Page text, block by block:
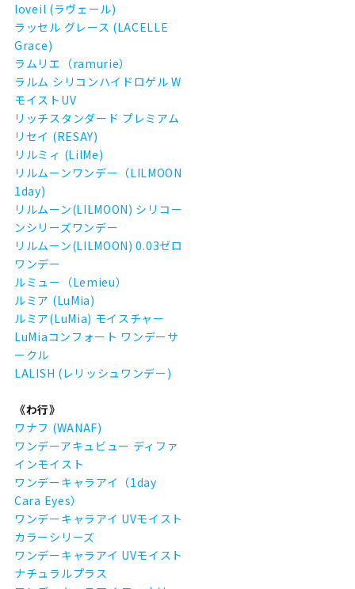
loveil (ラヴェール)
ラッセル グレース (LACELLE
Grace)
ラムリエ（ramurie）
ラルム シリコンハイドロゲル W
モイストUV
リッチスタンダード プレミアム
リセイ (RESAY)
リルミィ (LilMe)
リルムーンワンデー（LILMOON
1day)
リルムーン(LILMOON) シリコー
ンシリーズワンデー
リルムーン(LILMOON) 0.03ゼロ
ワンデー
ルミュー（Lemieu）
ルミア (LuMia)
ルミア(LuMia) モイスチャー
LuMiaコンフォート ワンデーサ
ークル
LALISH (レリッシュワンデー)
《わ行》
ワナフ (WANAF)
ワンデーアキュビュー ディファ
インモイスト
ワンデーキャラアイ（1day
Cara Eyes）
ワンデーキャラアイ UVモイスト
カラーシリーズ
ワンデーキャラアイ UVモイスト
ナチュラルプラス